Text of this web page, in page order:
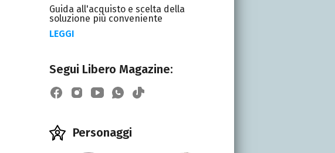
Guida all'acquisto e scelta della
soluzione più conveniente
LEGGI
Segui Libero Magazine:
Personaggi